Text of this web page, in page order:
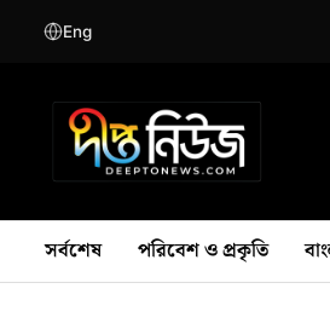
Eng
সর্বশেষ পরিবেশ ও প্রকৃতি